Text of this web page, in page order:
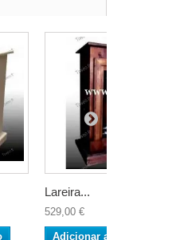
Lareira...
529,00 €
Adicionar ao carrinho